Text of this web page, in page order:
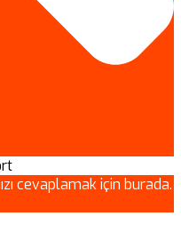
cevaplamak için burada.